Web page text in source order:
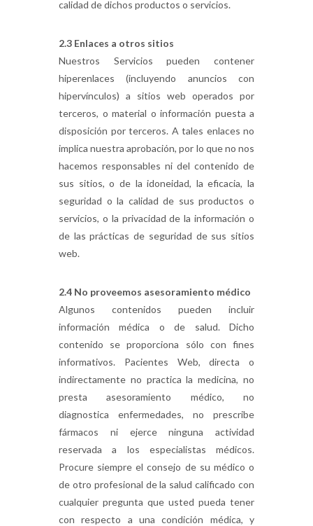
calidad de dichos productos o servicios.
2.3 Enlaces a otros sitios
Nuestros Servicios pueden contener
hiperenlaces (incluyendo anuncios con
hipervínculos) a sitios web operados por
terceros, o material o información puesta a
disposición por terceros. A tales enlaces no
implica nuestra aprobación, por lo que no nos
hacemos responsables ni del contenido de
sus sitios, o de la idoneidad, la eficacia, la
seguridad o la calidad de sus productos o
servicios, o la privacidad de la información o
de las prácticas de seguridad de sus sitios
web.
2.4 No proveemos asesoramiento médico
Algunos contenidos pueden incluir
información médica o de salud. Dicho
contenido se proporciona sólo con fines
informativos. Pacientes Web, directa o
indirectamente no practica la medicina, no
presta asesoramiento médico, no
diagnostica enfermedades, no prescribe
fármacos ni ejerce ninguna actividad
reservada a los especialistas médicos.
Procure siempre el consejo de su médico o
de otro profesional de la salud calificado con
cualquier pregunta que usted pueda tener
con respecto a una condición médica, y